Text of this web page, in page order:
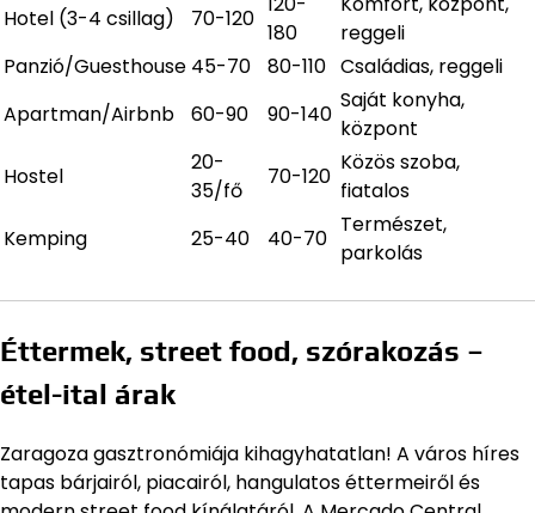
Hotel (3-4 csillag) 70-120
180
reggeli
Panzió/Guesthouse 45-70 80-110 Családias, reggeli
Apartman/Airbnb
60-90 90-140
Saját konyha,
központ
Hostel
20-
35/fő
70-120
Közös szoba,
fiatalos
Kemping
25-40 40-70
Természet,
parkolás
Éttermek, street food, szórakozás –
étel-ital árak
Zaragoza gasztronómiája kihagyhatatlan! A város híres
tapas bárjairól, piacairól, hangulatos éttermeiről és